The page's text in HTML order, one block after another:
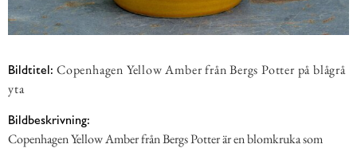
Bildtitel: Copenhagen Yellow Amber från Bergs Potter på blågrå
yta
Bildbeskrivning:
Copenhagen Yellow Amber från Bergs Potter är en blomkruka som